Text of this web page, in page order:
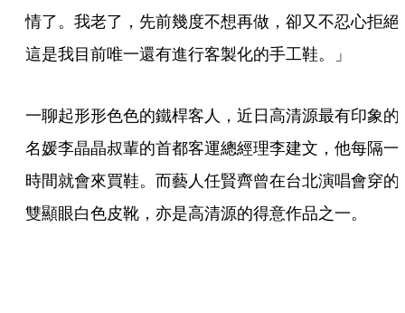
情了。我老了，先前幾度不想再做，卻又不忍心拒絕
這是我目前唯一還有進行客製化的手工鞋。」
一聊起形形色色的鐵桿客人，近日高清源最有印象的
名媛李晶晶叔輩的首都客運總經理李建文，他每隔一
時間就會來買鞋。而藝人任賢齊曾在台北演唱會穿的
雙顯眼白色皮靴，亦是高清源的得意作品之一。